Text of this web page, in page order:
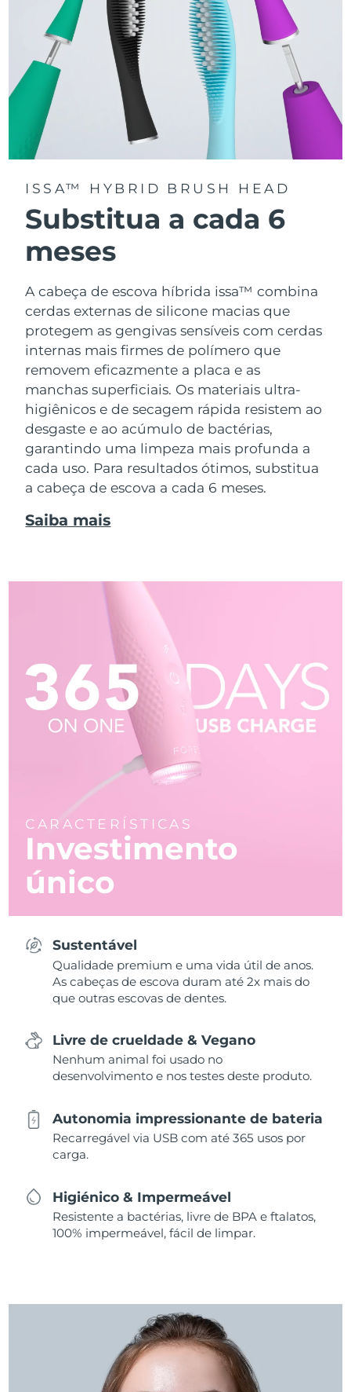
ISSA™ HYBRID BRUSH HEAD
Substitua a cada 6
meses
A cabeça de escova híbrida issa™ combina
cerdas externas de silicone macias que
protegem as gengivas sensíveis com cerdas
internas mais firmes de polímero que
removem eficazmente a placa e as
manchas superficiais. Os materiais ultra-
higiênicos e de secagem rápida resistem ao
desgaste e ao acúmulo de bactérias,
garantindo uma limpeza mais profunda a
cada uso. Para resultados ótimos, substitua
a cabeça de escova a cada 6 meses.
Saiba mais
CARACTERÍSTICAS
Investimento
único
Sustentável
Qualidade premium e uma vida útil de anos.
As cabeças de escova duram até 2x mais do
que outras escovas de dentes.
Livre de crueldade & Vegano
Nenhum animal foi usado no
desenvolvimento e nos testes deste produto.
Autonomia impressionante de bateria
Recarregável via USB com até 365 usos por
carga.
Higiénico & Impermeável
Resistente a bactérias, livre de BPA e ftalatos,
100% impermeável, fácil de limpar.